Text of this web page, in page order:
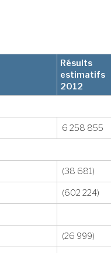
Résults
estimatifs
2012
6 258 855
(38 681)
(602 224)
(26 999)